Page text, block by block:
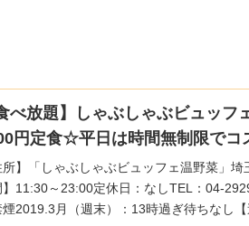
べ放題】しゃぶしゃぶビュッフ
円定食☆平日は時間無制限でコ
所】「しゃぶしゃぶビュッフェ温野菜」
】11:30～23:00定休日：なしTEL：04-
煙2019.3月（週末）：13時過ぎ待ちなし【